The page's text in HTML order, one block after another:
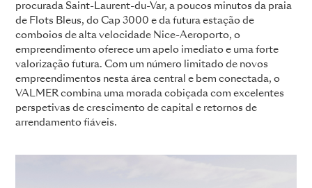
procurada Saint-Laurent-du-Var, a poucos minutos da praia
de Flots Bleus, do Cap 3000 e da futura estação de
comboios de alta velocidade Nice-Aeroporto, o
empreendimento oferece um apelo imediato e uma forte
valorização futura. Com um número limitado de novos
empreendimentos nesta área central e bem conectada, o
VALMER combina uma morada cobiçada com excelentes
perspetivas de crescimento de capital e retornos de
arrendamento fiáveis.